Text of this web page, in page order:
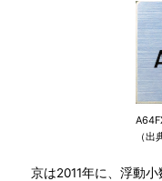
（出
京は2011年に、浮動小